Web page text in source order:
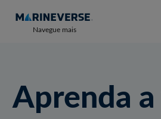
Navegue mais
Aprenda